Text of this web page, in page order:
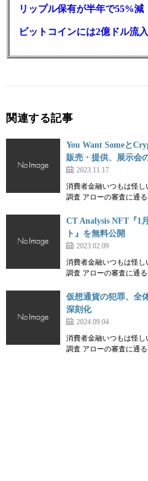
関連する記事
You Want Someと
販売・提供、展示会
2023.11.17
消費者金融いつもは怪
調査 アローの審査に通
CT Analysis NFT『1
ト』を無料公開
2023.02.09
消費者金融いつもは怪
調査 アローの審査に通
仮想通貨の犯罪、全
深刻化
2024.09.04
消費者金融いつもは怪
調査 アローの審査に通